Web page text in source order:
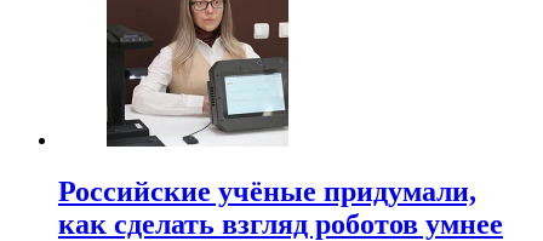
Российские учёные придумали,
как сделать взгляд роботов умнее